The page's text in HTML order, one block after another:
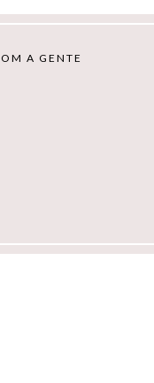
A GENTE